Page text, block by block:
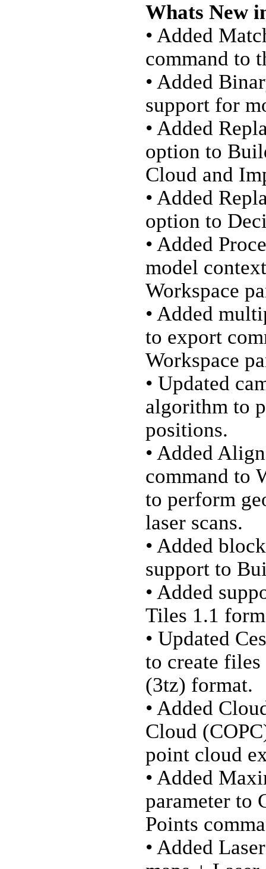
Whats New
• Added
command to
• Added
support for
• Added
option to
Cloud and
• Added
option to
• Added
model
Workspace
• Added
to export
Workspace
• Updated
algorithm to
positions.
• Added
command to
to perform
laser scans.
• Added
support to
• Added
Tiles 1.1
• Updated
to create
(3tz) format.
• Added
Cloud
point cloud
• Added
parameter to
Points
• Added